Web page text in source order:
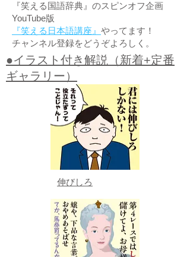
『笑える国語辞典』のスピンオフ企画
YouTube版
『笑える日本語講座』 やってます！
チャンネル登録をどうぞよろしく。
●イラスト付き解説（新着+定番
ギャラリー）
伸びしろ